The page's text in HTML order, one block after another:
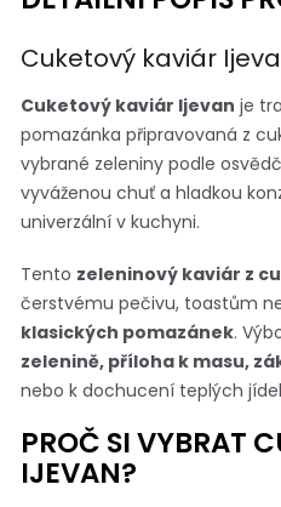
Cuketový kaviár
Cuketový kaviár Ijevan je
pomazánka připravovaná z
vybrané zeleniny podle
vyváženou chuť a hladkou
univerzální v kuchyni.
Tento zeleninový kaviár z
čerstvému pečivu, toastům
klasických pomazánek.
zelenině, příloha k masu,
nebo k dochucení teplých
PROČ SI VYBRAT
IJEVAN?